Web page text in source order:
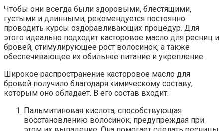
Чтобы они всегда были здоровыми, блестящими,
густыми и длинными, рекомендуется постоянно
проводить курсы оздоравливающих процедур. Для
этого идеально подходит касторовое масло для ресниц и
бровей, стимулирующее рост волосинок, а также
обеспечивающее их обильное питание и укрепление.
Широкое распространение касторовое масло для
бровей получило благодаря химическому составу,
которым оно обладает. В его состав входит:
Пальмитиновая кислота, способствующая
восстановлению волосинок, предупреждая при